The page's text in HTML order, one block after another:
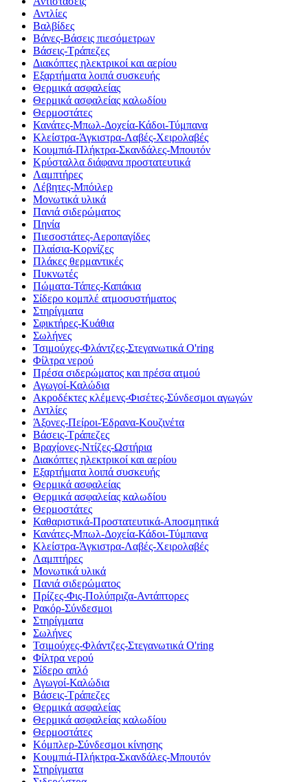
Αντλίες
Βαλβίδες
Βάνες-Βάσεις πιεσόμετρων
Βάσεις-Τράπεζες
Διακόπτες ηλεκτρικοί και αερίου
Εξαρτήματα λοιπά συσκευής
Θερμικά ασφαλείας
Θερμικά ασφαλείας καλωδίου
Θερμοστάτες
Κανάτες-Μπωλ-Δοχεία-Κάδοι-Τύμπανα
Κλείστρα-Άγκιστρα-Λαβές-Χειρολαβές
Κουμπιά-Πλήκτρα-Σκανδάλες-Μπουτόν
Κρύσταλλα διάφανα προστατευτικά
Λαμπτήρες
Λέβητες-Μπόιλερ
Μονωτικά υλικά
Πανιά σιδερώματος
Πηνία
Πιεσοστάτες-Αεροπαγίδες
Πλαίσια-Κορνίζες
Πλάκες θερμαντικές
Πυκνωτές
Πώματα-Τάπες-Καπάκια
Σίδερο κομπλέ ατμοσυστήματος
Στηρίγματα
Σφικτήρες-Κυάθια
Σωλήνες
Τσιμούχες-Φλάντζες-Στεγανωτικά O'ring
Φίλτρα νερού
Πρέσα σιδερώματος και πρέσα ατμού
Αγωγοί-Καλώδια
Ακροδέκτες κλέμενς-Φισέτες-Σύνδεσμοι αγωγών
Αντλίες
Άξονες-Πείροι-Έδρανα-Κουζινέτα
Βάσεις-Τράπεζες
Βραχίονες-Ντίζες-Ωστήρια
Διακόπτες ηλεκτρικοί και αερίου
Εξαρτήματα λοιπά συσκευής
Θερμικά ασφαλείας
Θερμικά ασφαλείας καλωδίου
Θερμοστάτες
Καθαριστικά-Προστατευτικά-Αποσμητικά
Κανάτες-Μπωλ-Δοχεία-Κάδοι-Τύμπανα
Κλείστρα-Άγκιστρα-Λαβές-Χειρολαβές
Λαμπτήρες
Μονωτικά υλικά
Πανιά σιδερώματος
Πρίζες-Φις-Πολύπριζα-Αντάπτορες
Ρακόρ-Σύνδεσμοι
Στηρίγματα
Σωλήνες
Τσιμούχες-Φλάντζες-Στεγανωτικά O'ring
Φίλτρα νερού
Σίδερο απλό
Αγωγοί-Καλώδια
Βάσεις-Τράπεζες
Θερμικά ασφαλείας
Θερμικά ασφαλείας καλωδίου
Θερμοστάτες
Κόμπλερ-Σύνδεσμοι κίνησης
Κουμπιά-Πλήκτρα-Σκανδάλες-Μπουτόν
Στηρίγματα